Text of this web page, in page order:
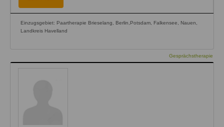
Einzugsgebiet: Paartherapie Brieselang, Berlin,Potsdam, Falkensee, Nauen,
Landkreis Havelland
Gesprächstherapie